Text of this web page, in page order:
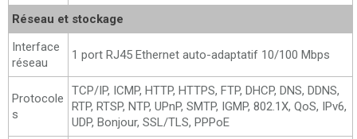
Réseau et stockage
Interface
réseau
1 port RJ45 Ethernet auto-adaptatif 10/100 Mbps
Protocole
s
TCP/IP, ICMP, HTTP, HTTPS, FTP, DHCP, DNS, DDNS,
RTP, RTSP, NTP, UPnP, SMTP, IGMP, 802.1X, QoS, IPv6,
UDP, Bonjour, SSL/TLS, PPPoE